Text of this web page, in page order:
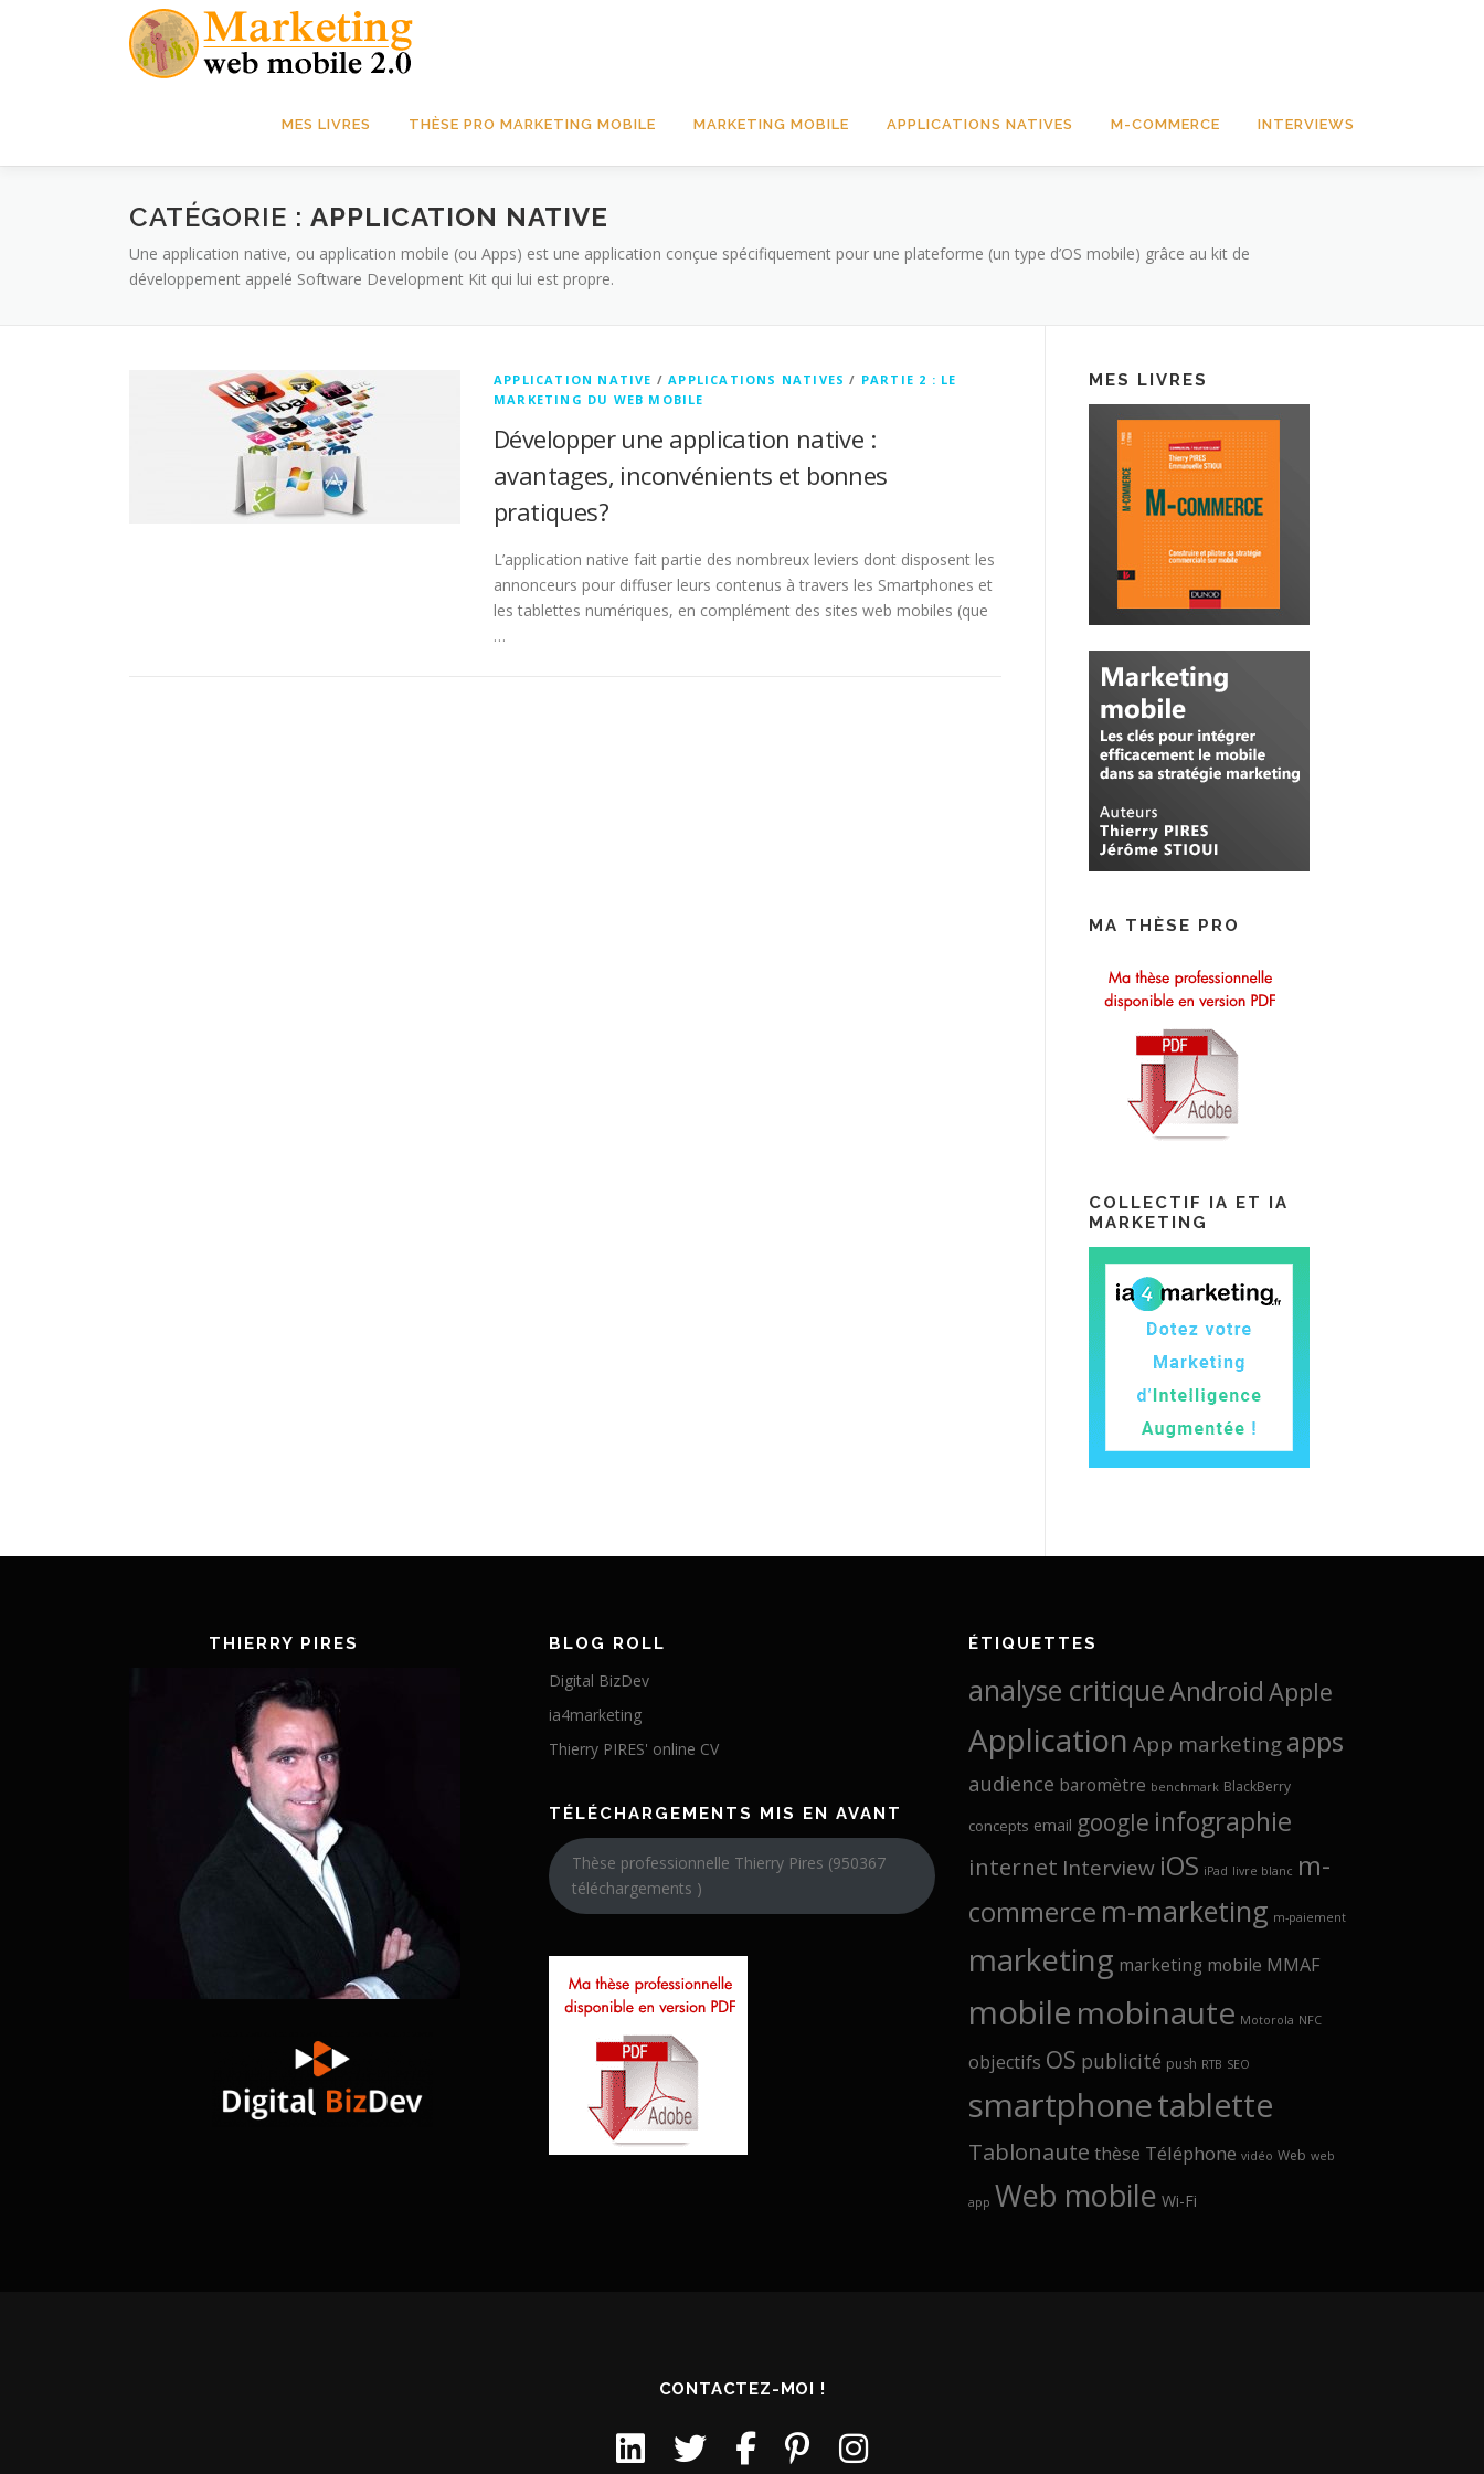
MES LIVRES THÈSE PRO MARKETING MOBILE MARKETING MOBILE APPLICATIONS NATIVES M-COMMERCE INTERVIEWS
CATÉGORIE : APPLICATION NATIVE
Une application native, ou application mobile (ou Apps) est une application conçue spécifiquement pour une plateforme (un type d’OS mobile) grâce au kit de
développement appelé Software Development Kit qui lui est propre.
APPLICATION NATIVE /APPLICATIONS NATIVES / PARTIE 2 : LE
MARKETING DU WEB MOBILE
Développer une application native :
avantages, inconvénients et bonnes
pratiques?
L’application native fait partie des nombreux leviers dont disposent les
annonceurs pour diffuser leurs contenus à travers les Smartphones et
les tablettes numériques, en complément des sites web mobiles (que
…
MES LIVRES
MA THÈSE PRO
COLLECTIF IA ET IA
MARKETING
THIERRY PIRES BLOG ROLL
Digital BizDev
ia4marketing
Thierry PIRES' online CV
TÉLÉCHARGEMENTS MIS EN AVANT
Thèse professionnelle Thierry Pires (950367
téléchargements )
ÉTIQUETTES
analyse critiqueAndroid Apple
Application App marketing apps
audience baromètre benchmark BlackBerry
concepts email google infographie
internet Interview iOS iPad livre blanc m-
commerce m-marketing m-paiement
marketing marketing mobile MMAF
mobile mobinaute Motorola NFC
objectifs OS publicité push RTB SEO
smartphonetablette
Tablonaute thèse Téléphone vidéo Web web
app Web mobile Wi-Fi
CONTACTEZ-MOI !